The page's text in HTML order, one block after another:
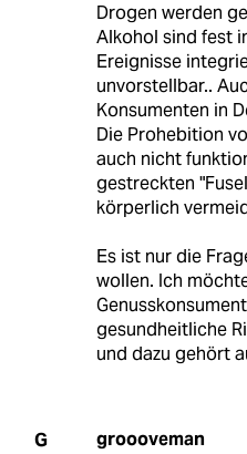
Drogen werden
Alkohol sind fest
Ereignisse
unvorstellbar..
Konsumenten in
Die Prohebition
auch nicht
gestreckten
körperlich
Es ist nur die
wollen. Ich
gesundheitliche
und dazu gehört
G groooveman